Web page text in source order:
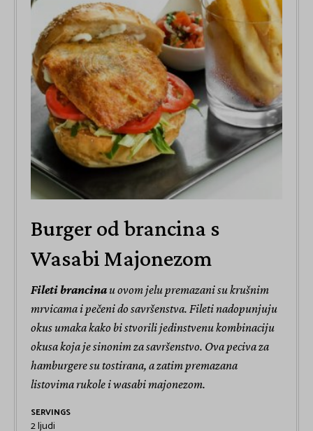
Burger od brancina s
Wasabi Majonezom
Fileti brancina u ovom jelu premazani su krušnim
mrvicama i pečeni do savršenstva. Fileti nadopunjuju
okus umaka kako bi stvorili jedinstvenu kombinaciju
okusa koja je sinonim za savršenstvo. Ova peciva za
hamburgere su tostirana, a zatim premazana
listovima rukole i wasabi majonezom.
SERVINGS
2ljudi